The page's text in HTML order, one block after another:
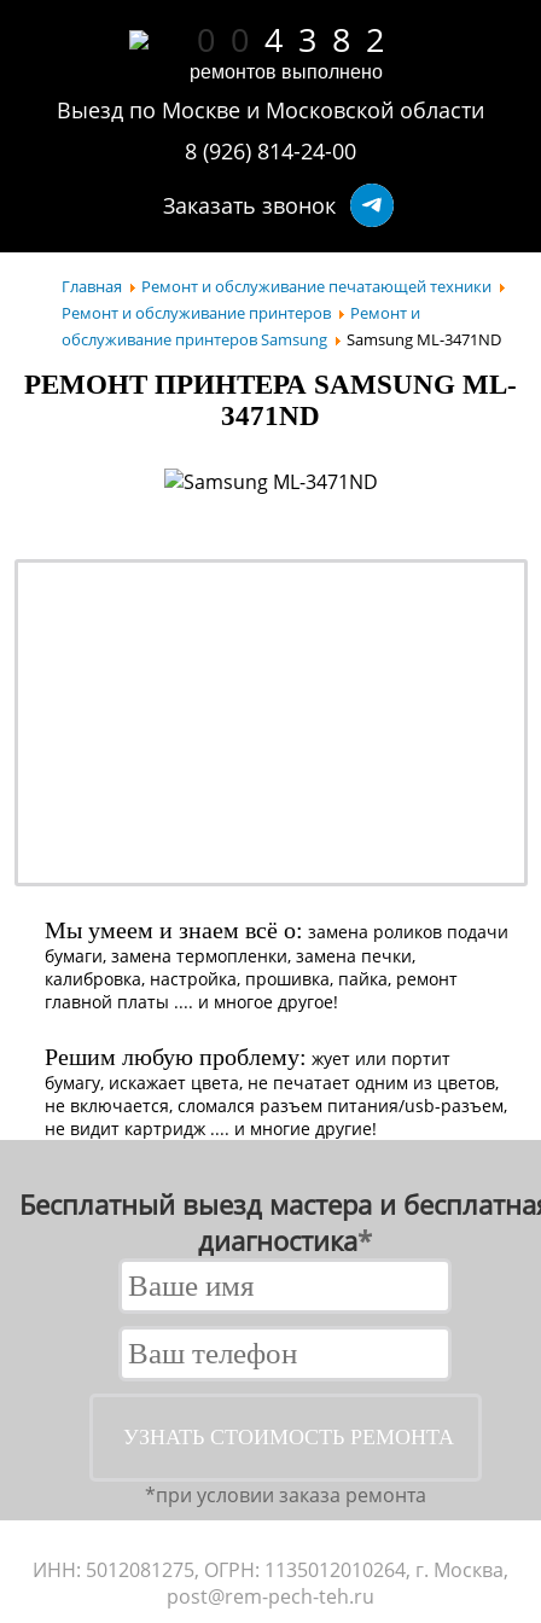
0 0 4 3 8 2
ремонтов выполнено
Выезд по Москве и Московской области
8 (926) 814-24-00
Заказать звонок
Главная
Ремонт и обслуживание печатающей техники
Ремонт и обслуживание принтеров
Ремонт и
обслуживание принтеров Samsung
Samsung ML-3471ND
РЕМОНТ ПРИНТЕРА SAMSUNG ML-
3471ND
Мы умеем и знаем всё о: замена роликов подачи
бумаги, замена термопленки, замена печки,
калибровка, настройка, прошивка, пайка, ремонт
главной платы .... и многое другое!
Решим любую проблему: жует или портит
бумагу, искажает цвета, не печатает одним из цветов,
не включается, сломался разъем питания/usb-разъем,
не видит картридж .... и многие другие!
Бесплатный выезд мастера и бесплатная
диагностика*
*при условии заказа ремонта
ИНН: 5012081275, ОГРН: 1135012010264, г. Москва,
post@rem-pech-teh.ru